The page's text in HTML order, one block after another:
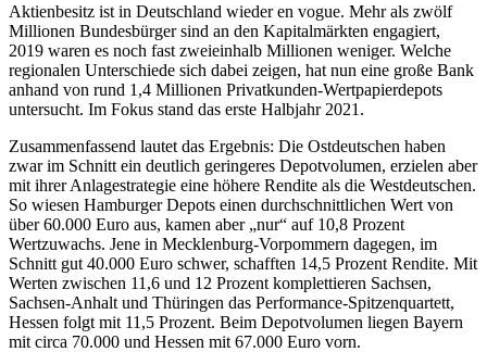
Aktienbesitz ist in Deutschland wieder en vogue. Mehr als zwölf
Millionen Bundesbürger sind an den Kapitalmärkten engagiert,
2019 waren es noch fast zweieinhalb Millionen weniger. Welche
regionalen Unterschiede sich dabei zeigen, hat nun eine große Bank
anhand von rund 1,4 Millionen Privatkunden-Wertpapierdepots
untersucht. Im Fokus stand das erste Halbjahr 2021.
Zusammenfassend lautet das Ergebnis: Die Ostdeutschen haben
zwar im Schnitt ein deutlich geringeres Depotvolumen, erzielen aber
mit ihrer Anlagestrategie eine höhere Rendite als die Westdeutschen.
So wiesen Hamburger Depots einen durchschnittlichen Wert von
über 60.000 Euro aus, kamen aber „nur“ auf 10,8 Prozent
Wertzuwachs. Jene in Mecklenburg-Vorpommern dagegen, im
Schnitt gut 40.000 Euro schwer, schafften 14,5 Prozent Rendite. Mit
Werten zwischen 11,6 und 12 Prozent komplettieren Sachsen,
Sachsen-Anhalt und Thüringen das Performance-Spitzenquartett,
Hessen folgt mit 11,5 Prozent. Beim Depotvolumen liegen Bayern
mit circa 70.000 und Hessen mit 67.000 Euro vorn.